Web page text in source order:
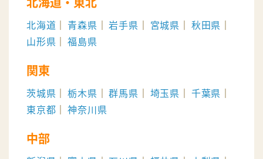
北海道 青森県 岩手県 宮城県
秋田県
山形県
福島県
関東
茨城県 栃木県 群馬県 埼玉県
千葉県
東京都
神奈川県
中部